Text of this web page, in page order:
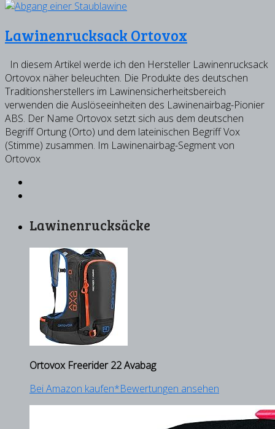
Lawinenrucksack Ortovox
In diesem Artikel werde ich den Hersteller Lawinenrucksack
Ortovox näher beleuchten. Die Produkte des deutschen
Traditionsherstellers im Lawinensicherheitsbereich
verwenden die Auslöseeinheiten des Lawinenairbag-Pionier
ABS. Der Name Ortovox setzt sich aus dem deutschen
Begriff Ortung (Orto) und dem lateinischen Begriff Vox
(Stimme) zusammen. Im Lawinenairbag-Segment von
Ortovox
Lawinenrucksäcke
Ortovox Freerider 22 Avabag
Bei Amazon kaufen*Bewertungen ansehen